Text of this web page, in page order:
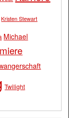
Kristen Stewart
Michael
Twilight